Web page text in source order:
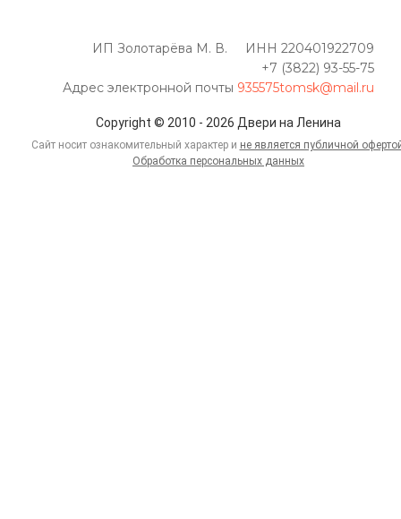
Copyright © 2010 - 2026 Двери на Ленина
Сайт носит ознакомительный характер и не является публичной
Обработка персональных данных
ИП Золотарёва М. В. ИНН 220401922709
+7 (3822) 93-55-75
Адрес электронной почты 935575tomsk@mail.ru